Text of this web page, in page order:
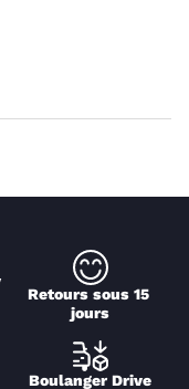
Retours sous 15
jours
Boulanger Drive